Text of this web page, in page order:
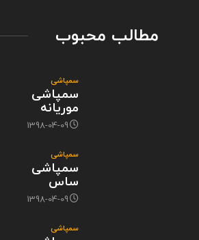
مطالب محبوب
سمپاشی
سمپاشی
موریانه
1398-04-09
سمپاشی
سمپاشی
ساس
1398-04-09
سمپاشی